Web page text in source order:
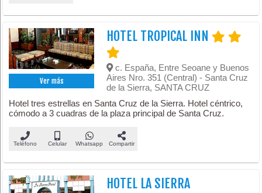
Ver más
HOTEL TROPICAL INN
c. España, Entre Seoane y Buenos
Aires Nro. 351 (Central) - Santa Cruz
de la Sierra, SANTA CRUZ
Hotel tres estrellas en Santa Cruz de la Sierra. Hotel céntrico,
cómodo a 3 cuadras de la plaza principal de Santa Cruz.
Teléfono Celular Whatsapp Compartir
HOTEL LA SIERRA